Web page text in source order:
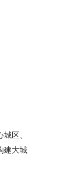
区、
建大城